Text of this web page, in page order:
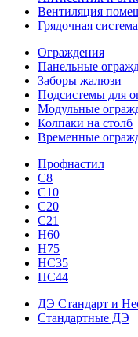
Вентиляция
Грядочная
Ограждения
Панельные
Заборы жалюзи
Подсистемы для
Модульные
Колпаки на столб
Временные
Профнастил
С8
С10
С20
С21
H60
H75
HС35
НС44
ДЭ Стандарт и
Стандартные ДЭ